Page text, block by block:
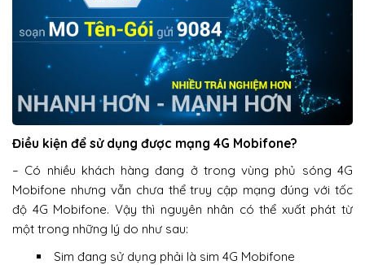
Điều kiện để sử dụng được mạng 4G Mobifone?
– Có nhiều khách hàng đang ở trong vùng phủ sóng 4G
Mobifone nhưng vẫn chưa thể truy cập mạng đúng với tốc
độ 4G Mobifone. Vậy thì nguyên nhân có thể xuất phát từ
một trong những lý do như sau:
Sim đang sử dụng phải là sim 4G Mobifone